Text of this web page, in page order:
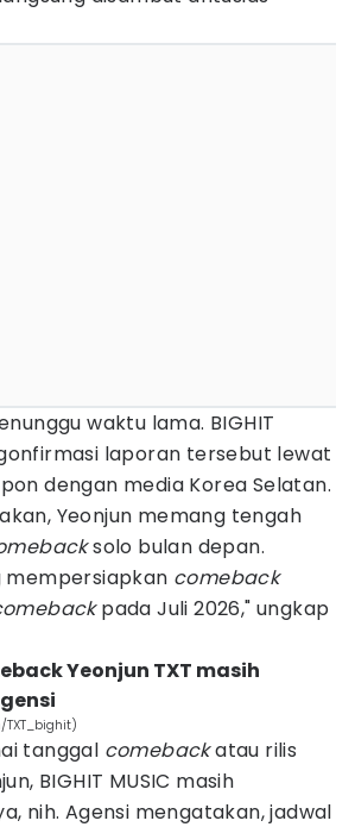
waktu lama. BIGHIT
laporan tersebut lewat
dengan media Korea Selatan.
Yeonjun memang tengah
solo bulan depan.
mempersiapkan comeback
pada Juli 2026," ungkap
Yeonjun TXT masih
TXT_bighit)
tanggal comebackatau rilis
BIGHIT MUSIC masih
nih. Agensi mengatakan, jadwal